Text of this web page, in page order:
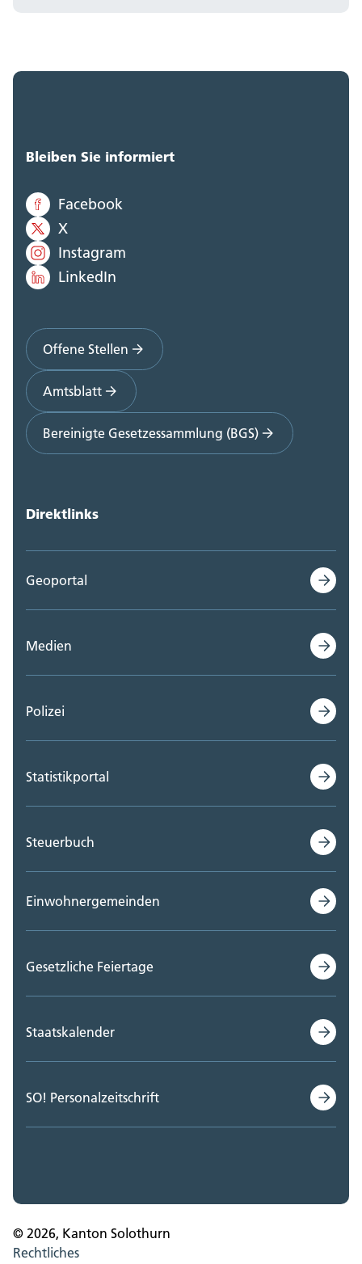
Bleiben Sie informiert
Facebook
X
Instagram
LinkedIn
Offene Stellen
Amtsblatt
Bereinigte Gesetzessammlung (BGS)
Direktlinks
Geoportal
Medien
Polizei
Statistikportal
Steuerbuch
Einwohnergemeinden
Gesetzliche Feiertage
Staatskalender
SO! Personalzeitschrift
© 2026, Kanton Solothurn
Rechtliches